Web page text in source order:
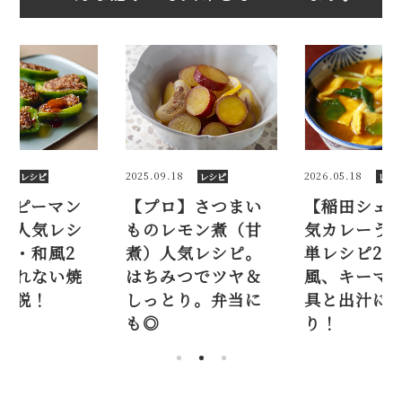
レシピ
さつまい
ン煮（甘
レシピ。
でツヤ＆
。弁当に
2026.05.18 レシピ
【稲田シェフ】人
気カレーうどん簡
単レシピ2品（京都
風、キーマ風）。
具と出汁に技あ
り！
2026.08.07 レシ
【簡単】ピ
の肉詰め人
ピ。洋風・
品。剥がれ
き方も解説